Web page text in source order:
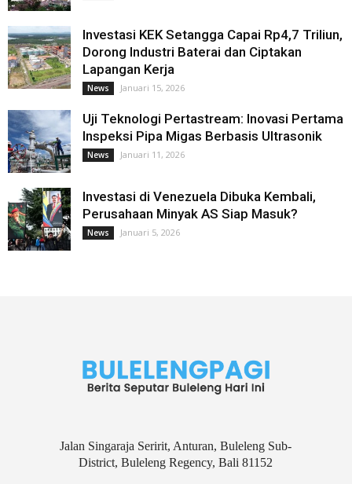
Investasi KEK Setangga Capai Rp4,7 Triliun,
Dorong Industri Baterai dan Ciptakan
Lapangan Kerja
News Januari 15, 2026
Uji Teknologi Pertastream: Inovasi Pertama
Inspeksi Pipa Migas Berbasis Ultrasonik
News Januari 11, 2026
Investasi di Venezuela Dibuka Kembali,
Perusahaan Minyak AS Siap Masuk?
News Januari 5, 2026
Jalan Singaraja Seririt, Anturan, Buleleng Sub-
District, Buleleng Regency, Bali 81152